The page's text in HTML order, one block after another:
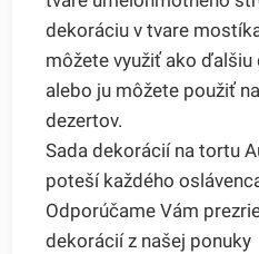
dekoráciu v tvare
môžete využiť ako
alebo ju môžete použiť
dezertov.
Sada dekorácií na tortu
poteší každého
Odporúčame Vám
dekorácií z našej ponuky